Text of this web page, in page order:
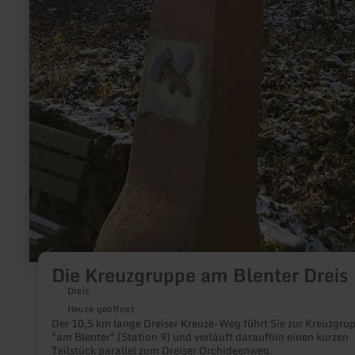
Die Kreuzgruppe am Blenter Dreis
Dreis
Heute geöffnet
Der 10,5 km lange Dreiser Kreuze-Weg führt Sie zur
"am Blenter" (Station 9) und verläuft daraufhin einen kurzen
Teilstück parallel zum Dreiser Orchideenweg.